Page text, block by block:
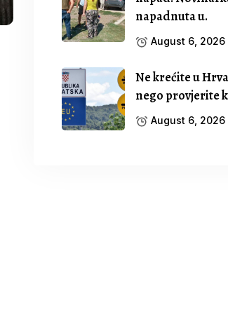
napadnuta u.
August 6, 2026
Ne krećite u
nego provjerite
August 6, 2026